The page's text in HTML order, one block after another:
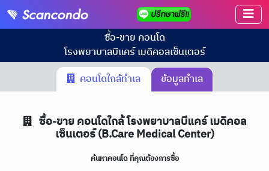
ซื้อ-ขาย คอนโด
โรงพยาบาลบีแคร์ เมดิคอลเซ็นเตอร์
คอนโดใกล้ทำเล
ข้อมูลทำเล
ซื้อ-ขาย คอนโดใกล้ โรงพยาบาลบีแคร์ เมดิคอล
เซ็นเตอร์ (B.Care Medical Center)
ค้นหาคอนโด ที่คุณต้องการซื้อ